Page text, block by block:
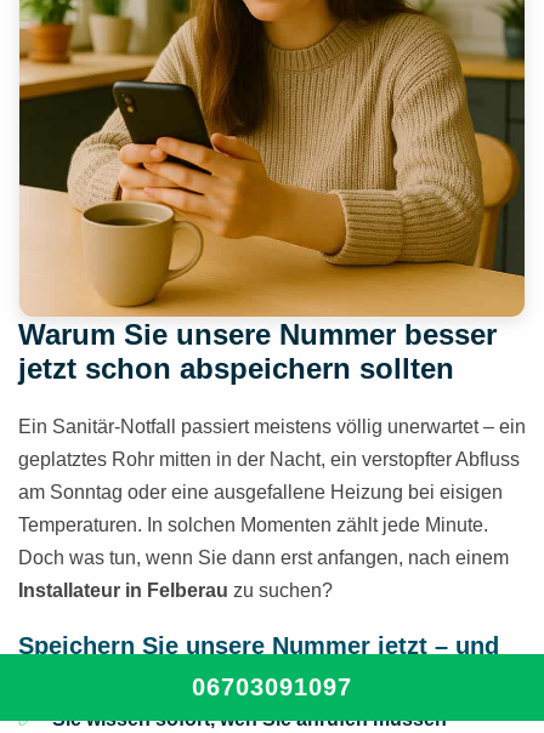
Warum Sie unsere Nummer besser
jetzt schon abspeichern sollten
Ein Sanitär-Notfall passiert meistens völlig unerwartet – ein
geplatztes Rohr mitten in der Nacht, ein verstopfter Abfluss
am Sonntag oder eine ausgefallene Heizung bei eisigen
Temperaturen. In solchen Momenten zählt jede Minute.
Doch was tun, wenn Sie dann erst anfangen, nach einem
Installateur in Felberau zu suchen?
Speichern Sie unsere Nummer jetzt – und
sind Sie im Ernstfall vorbereitet:
Sie wissen sofort, wen Sie anrufen müssen
06703091097